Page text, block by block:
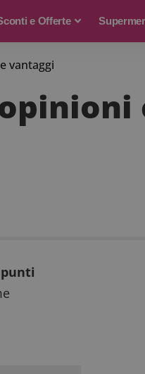
e Offerte
vantaggi
punti